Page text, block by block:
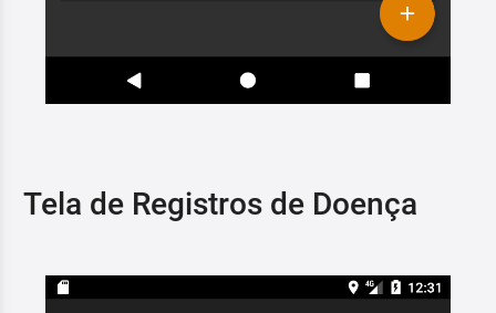
Tela de Registros de Doença